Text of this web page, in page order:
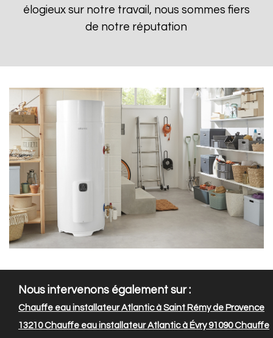
élogieux sur notre travail, nous sommes fiers
de notre réputation
Nous intervenons également sur :
Chauffe eau installateur Atlantic à Saint Rémy de Provence
13210Chauffe eau installateur Atlantic à Évry 91090Chauffe